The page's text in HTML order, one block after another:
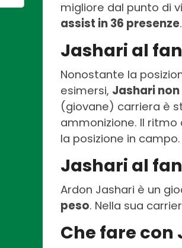
migliore dal punto di
assist in 36 presenze.
Jashari al
Nonostante la
esimersi, Jashari
(giovane) carriera è
ammonizione. Il ritmo
la posizione in campo.
Jashari al
Ardon Jashari è un
peso. Nella sua
Che fare